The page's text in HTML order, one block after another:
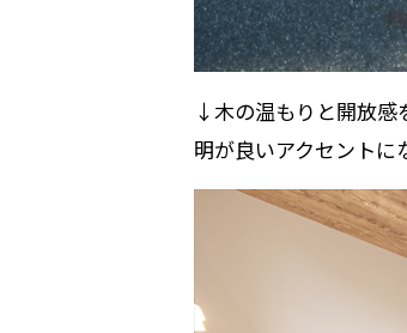
↓木の温もりと開放感
明が良いアクセントに